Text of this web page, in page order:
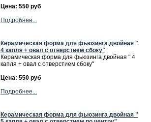
Цена: 550 руб
Подробнее...
Керамическая форма для фьюзинга двойная "
4 капля + овал с отверстием сбоку"
Керамическая форма для фьюзинга двойная " 4
капля + овал с отверстием сбоку"
Цена: 550 руб
Подробнее...
Керамическая форма для фьюзинга двойная "